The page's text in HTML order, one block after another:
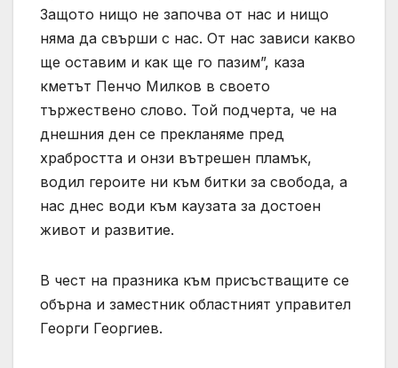
Защото нищо не започва от нас и нищо
няма да свърши с нас. От нас зависи какво
ще оставим и как ще го пазим”, каза
кметът Пенчо Милков в своето
тържествено слово. Той подчерта, че на
днешния ден се прекланяме пред
храбростта и онзи вътрешен пламък,
водил героите ни към битки за свобода, а
нас днес води към каузата за достоен
живот и развитие.
В чест на празника към присъстващите се
обърна и заместник областният управител
Георги Георгиев.